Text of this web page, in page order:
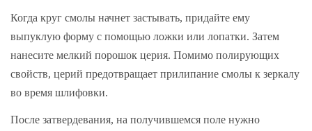
Когда круг смолы начнет застывать, придайте ему
выпуклую форму с помощью ложки или лопатки. Затем
нанесите мелкий порошок церия. Помимо полирующих
свойств, церий предотвращает прилипание смолы к зеркалу
во время шлифовки.
После затвердевания, на получившемся поле нужно